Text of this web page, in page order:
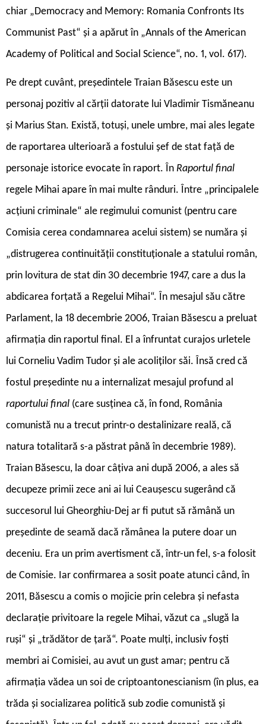
chiar „Democracy and Memory: Romania Confronts Its
Communist Past“ și a apărut în „Annals of the American
Academy of Political and Social Science“, no. 1, vol. 617).
Pe drept cuvânt, președintele Traian Băsescu este un
personaj pozitiv al cărții datorate lui Vladimir Tismăneanu
și Marius Stan. Există, totuși, unele umbre, mai ales legate
de raportarea ulterioară a fostului șef de stat față de
personaje istorice evocate în raport. În Raportul final
regele Mihai apare în mai multe rânduri. Între „principalele
acțiuni criminale“ ale regimului comunist (pentru care
Comisia cerea condamnarea acelui sistem) se număra și
„distrugerea continuității constituționale a statului român,
prin lovitura de stat din 30 decembrie 1947, care a dus la
abdicarea forțată a Regelui Mihai“. În mesajul său către
Parlament, la 18 decembrie 2006, Traian Băsescu a preluat
afirmația din raportul final. El a înfruntat curajos urletele
lui Corneliu Vadim Tudor și ale acoliților săi. Însă cred că
fostul președinte nu a internalizat mesajul profund al
raportului final (care susținea că, în fond, România
comunistă nu a trecut printr-o destalinizare reală, că
natura totalitară s-a păstrat până în decembrie 1989).
Traian Băsescu, la doar câțiva ani după 2006, a ales să
decupeze primii zece ani ai lui Ceaușescu sugerând că
succesorul lui Gheorghiu-Dej ar fi putut să rămână un
președinte de seamă dacă rămânea la putere doar un
deceniu. Era un prim avertisment că, într-un fel, s-a folosit
de Comisie. Iar confirmarea a sosit poate atunci când, în
2011, Băsescu a comis o mojicie prin celebra și nefasta
declarație privitoare la regele Mihai, văzut ca „slugă la
ruși“ și „trădător de țară“. Poate mulți, inclusiv foști
membri ai Comisiei, au avut un gust amar; pentru că
afirmația vădea un soi de criptoantonescianism (în plus, ea
trăda și socializarea politică sub zodie comunistă și